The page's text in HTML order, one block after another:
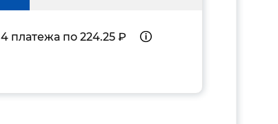
4 платежа по 224.25 ₽